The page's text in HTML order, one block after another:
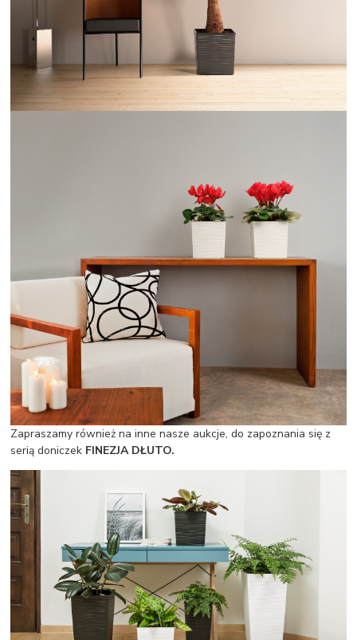
Zapraszamy również na inne nasze aukcje, do zapoznania się z
serią doniczek FINEZJA DŁUTO.